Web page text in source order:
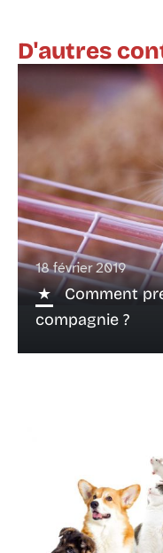
D'autres
18 février 2019
Comment
compagnie ?